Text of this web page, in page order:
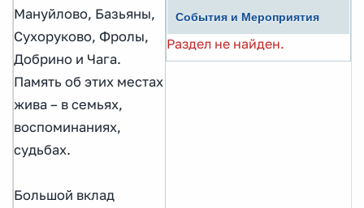
Мануйлово, Базьяны,
Сухоруково, Фролы,
Добрино и Чага.
Память об этих местах
жива – в семьях,
воспоминаниях,
судьбах.
Большой вклад
События и Мероприятия
Раздел не найден.